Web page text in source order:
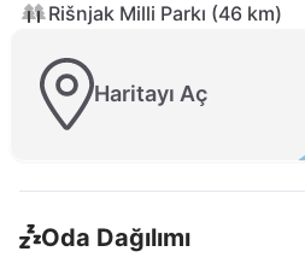
Rišnjak Milli Parkı (46 km)
Haritayı Aç
Oda Dağılımı